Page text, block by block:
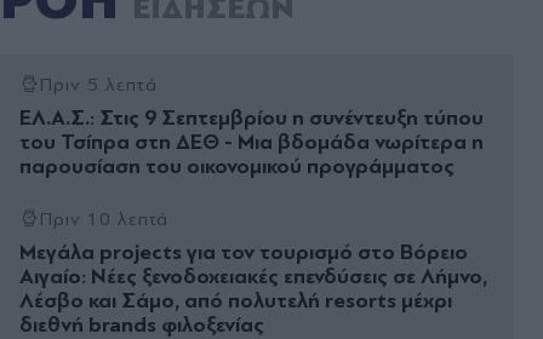
ΕΙΔΗΣΕΩΝ
Πριν 5 λεπτά
ΕΛ.Α.Σ.: Στις 9 Σεπτεμβρίου η συνέντευξη τύπου
του Τσίπρα στη ΔΕΘ - Μια βδομάδα νωρίτερα η
παρουσίαση του οικονομικού προγράμματος
Πριν 10 λεπτά
Μεγάλα projects για τον τουρισμό στο Βόρειο
Αιγαίο: Νέες ξενοδοχειακές επενδύσεις σε Λήμνο,
Λέσβο και Σάμο, από πολυτελή resorts μέχρι
διεθνή brands φιλοξενίας